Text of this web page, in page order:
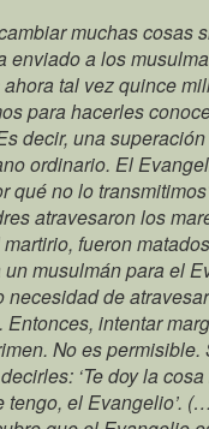
muchas cosas
enviado a los
tal vez quince
para hacerles
decir, una
ordinario. El
qué no lo
atravesaron los
fueron
musulmán para el
necesidad de
Entonces, intentar
No es permisible.
‘Te doy la
tengo, el Evangelio’.